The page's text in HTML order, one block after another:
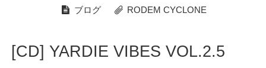
ブログ RODEM CYCLONE
[CD] YARDIE VIBES VOL.2.5